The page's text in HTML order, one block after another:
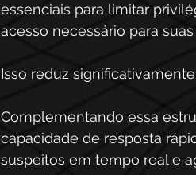
essenciais para limitar
acesso necessário para
Isso reduz
Complementando essa
capacidade de resposta
suspeitos em tempo real e